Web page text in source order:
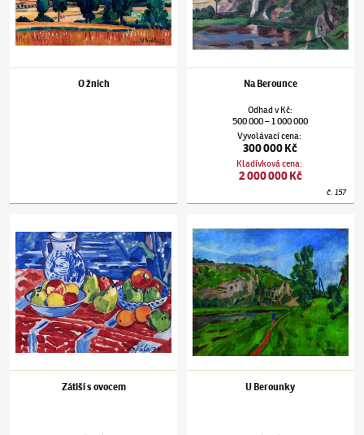
O žních Na Berounce
OdhadvKč:
500 000–1 000 000
Vyvolávací cena:
300 000 Kč
Kladívková cena:
2 000 000 Kč
č. 157
Zátiší s ovocem U Berounky